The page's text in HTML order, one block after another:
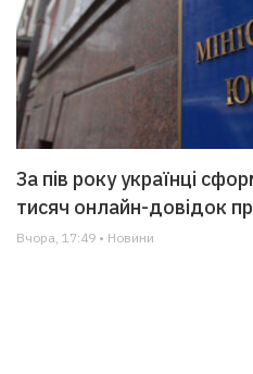
За пів року українці
тисяч онлайн-довідок
Вчора, 17:49 • Новини